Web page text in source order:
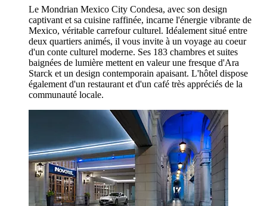
Le Mondrian Mexico City Condesa, avec son design
captivant et sa cuisine raffinée, incarne l'énergie vibrante de
Mexico, véritable carrefour culturel. Idéalement situé entre
deux quartiers animés, il vous invite à un voyage au coeur
d'un conte culturel moderne. Ses 183 chambres et suites
baignées de lumière mettent en valeur une fresque d'Ara
Starck et un design contemporain apaisant. L'hôtel dispose
également d'un restaurant et d'un café très appréciés de la
communauté locale.